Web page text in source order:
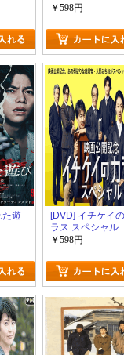
￥598円
た遊
[DVD] イチケイ
ラス スペシャル
￥598円